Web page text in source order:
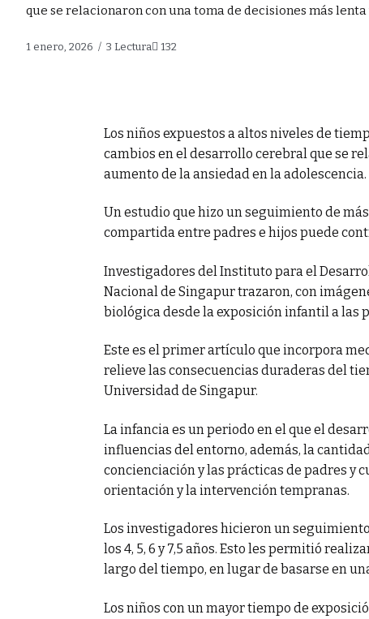
que se relacionaron con una toma de decisiones más lenta
1 enero, 2026 3 Lectura 132
Los niños expuestos a altos niveles de
cambios en el desarrollo cerebral que se
aumento de la ansiedad en la adolescencia.
Un estudio que hizo un seguimiento de
compartida entre padres e hijos puede
Investigadores del Instituto para el
Nacional de Singapur trazaron, con
biológica desde la exposición infantil a las
Este es el primer artículo que incorpora
relieve las consecuencias duraderas del
Universidad de Singapur.
La infancia es un periodo en el que el
influencias del entorno, además, la
concienciación y las prácticas de padres y
orientación y la intervención tempranas.
Los investigadores hicieron un
los 4, 5, 6 y 7,5 años. Esto les permitió
largo del tiempo, en lugar de basarse en
Los niños con un mayor tiempo de